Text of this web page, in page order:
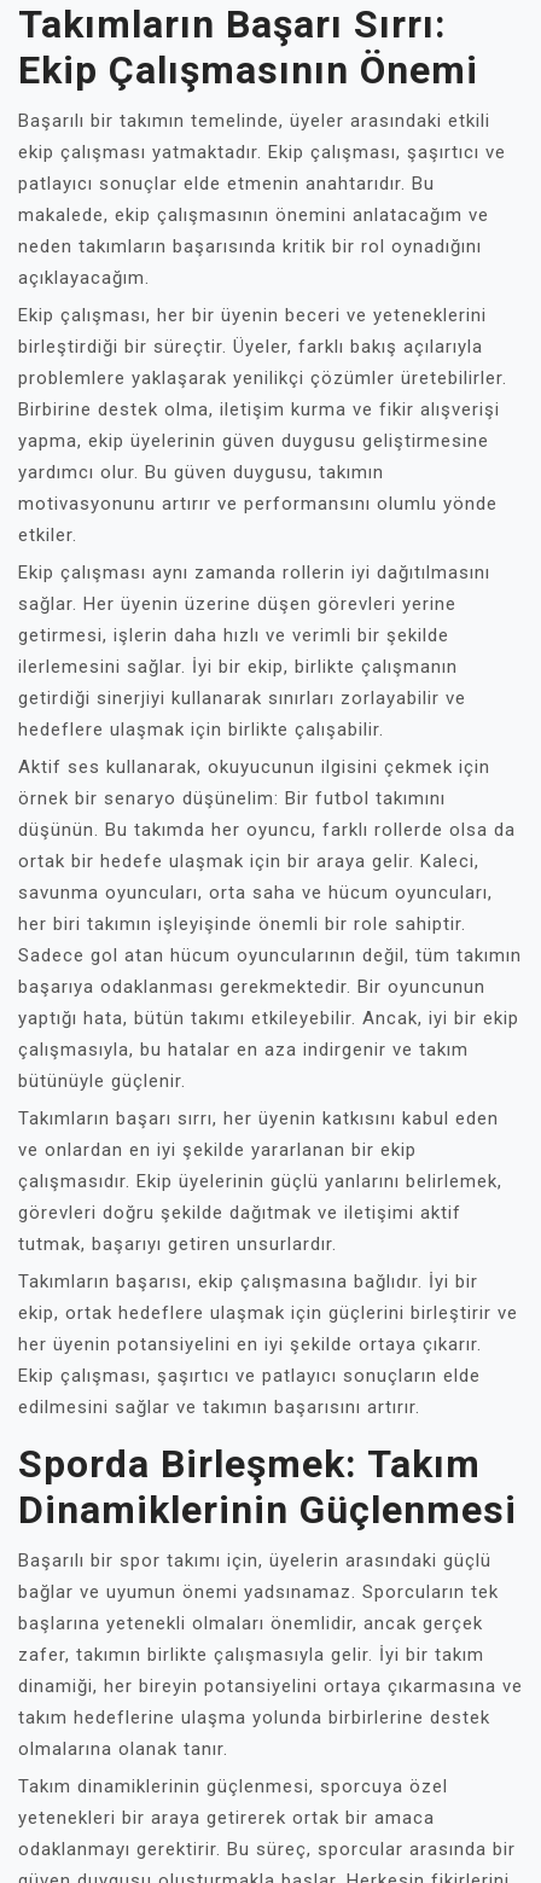
Takımların Başarı Sırrı:
Ekip Çalışmasının Önemi
Başarılı bir takımın temelinde, üyeler arasındaki etkili
ekip çalışması yatmaktadır. Ekip çalışması, şaşırtıcı ve
patlayıcı sonuçlar elde etmenin anahtarıdır. Bu
makalede, ekip çalışmasının önemini anlatacağım ve
neden takımların başarısında kritik bir rol oynadığını
açıklayacağım.
Ekip çalışması, her bir üyenin beceri ve yeteneklerini
birleştirdiği bir süreçtir. Üyeler, farklı bakış açılarıyla
problemlere yaklaşarak yenilikçi çözümler üretebilirler.
Birbirine destek olma, iletişim kurma ve fikir alışverişi
yapma, ekip üyelerinin güven duygusu geliştirmesine
yardımcı olur. Bu güven duygusu, takımın
motivasyonunu artırır ve performansını olumlu yönde
etkiler.
Ekip çalışması aynı zamanda rollerin iyi dağıtılmasını
sağlar. Her üyenin üzerine düşen görevleri yerine
getirmesi, işlerin daha hızlı ve verimli bir şekilde
ilerlemesini sağlar. İyi bir ekip, birlikte çalışmanın
getirdiği sinerjiyi kullanarak sınırları zorlayabilir ve
hedeflere ulaşmak için birlikte çalışabilir.
Aktif ses kullanarak, okuyucunun ilgisini çekmek için
örnek bir senaryo düşünelim: Bir futbol takımını
düşünün. Bu takımda her oyuncu, farklı rollerde olsa da
ortak bir hedefe ulaşmak için bir araya gelir. Kaleci,
savunma oyuncuları, orta saha ve hücum oyuncuları,
her biri takımın işleyişinde önemli bir role sahiptir.
Sadece gol atan hücum oyuncularının değil, tüm takımın
başarıya odaklanması gerekmektedir. Bir oyuncunun
yaptığı hata, bütün takımı etkileyebilir. Ancak, iyi bir ekip
çalışmasıyla, bu hatalar en aza indirgenir ve takım
bütünüyle güçlenir.
Takımların başarı sırrı, her üyenin katkısını kabul eden
ve onlardan en iyi şekilde yararlanan bir ekip
çalışmasıdır. Ekip üyelerinin güçlü yanlarını belirlemek,
görevleri doğru şekilde dağıtmak ve iletişimi aktif
tutmak, başarıyı getiren unsurlardır.
Takımların başarısı, ekip çalışmasına bağlıdır. İyi bir
ekip, ortak hedeflere ulaşmak için güçlerini birleştirir ve
her üyenin potansiyelini en iyi şekilde ortaya çıkarır.
Ekip çalışması, şaşırtıcı ve patlayıcı sonuçların elde
edilmesini sağlar ve takımın başarısını artırır.
Sporda Birleşmek: Takım
Dinamiklerinin Güçlenmesi
Başarılı bir spor takımı için, üyelerin arasındaki güçlü
bağlar ve uyumun önemi yadsınamaz. Sporcuların tek
başlarına yetenekli olmaları önemlidir, ancak gerçek
zafer, takımın birlikte çalışmasıyla gelir. İyi bir takım
dinamiği, her bireyin potansiyelini ortaya çıkarmasına ve
takım hedeflerine ulaşma yolunda birbirlerine destek
olmalarına olanak tanır.
Takım dinamiklerinin güçlenmesi, sporcuya özel
yetenekleri bir araya getirerek ortak bir amaca
odaklanmayı gerektirir. Bu süreç, sporcular arasında bir